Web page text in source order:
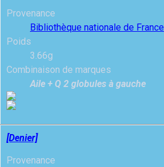
Provenance
Bibliothèque nationale de France
Poids
3.66g
Combinaison de marques
Aile + Q 2 globules à gauche
[Denier]
Provenance